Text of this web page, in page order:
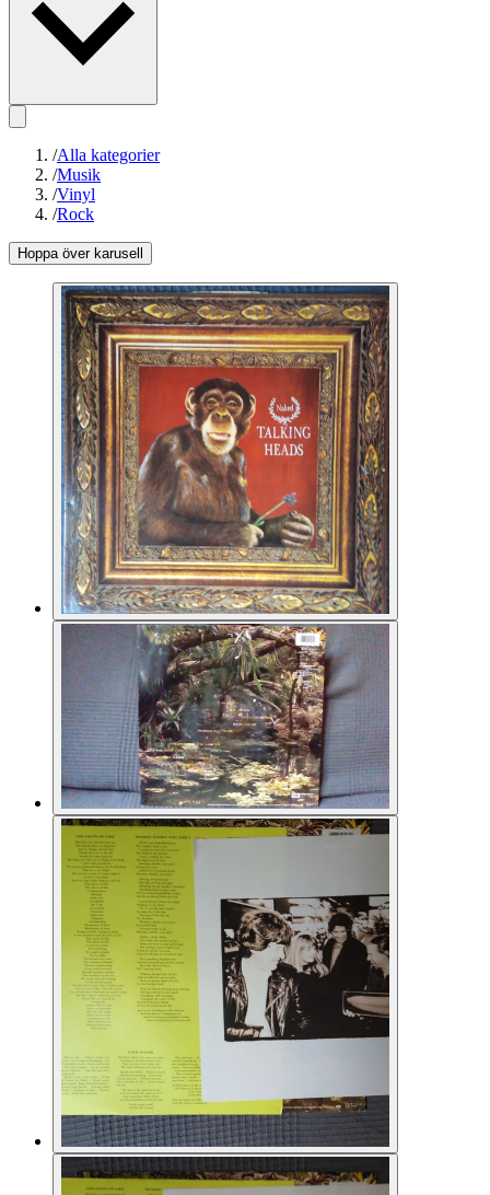
/Alla kategorier
/Musik
/Vinyl
/Rock
Hoppa över karusell